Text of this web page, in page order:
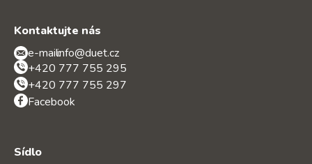
Kontaktujte nás
e-mail:info@duet.cz
+420 777 755 295
+420 777 755 297
Facebook
Sídlo